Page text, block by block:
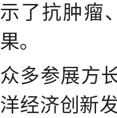
示了抗肿瘤
果。
众多参展方
洋经济创新